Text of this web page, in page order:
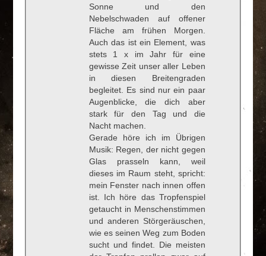
Sonne und den
Nebelschwaden auf offener
Fläche am frühen Morgen.
Auch das ist ein Element, was
stets 1 x im Jahr für eine
gewisse Zeit unser aller Leben
in diesen Breitengraden
begleitet. Es sind nur ein paar
Augenblicke, die dich aber
stark für den Tag und die
Nacht machen.
Gerade höre ich im Übrigen
Musik: Regen, der nicht gegen
Glas prasseln kann, weil
dieses im Raum steht, spricht:
mein Fenster nach innen offen
ist. Ich höre das Tropfenspiel
getaucht in Menschenstimmen
und anderen Störgeräuschen,
wie es seinen Weg zum Boden
sucht und findet. Die meisten